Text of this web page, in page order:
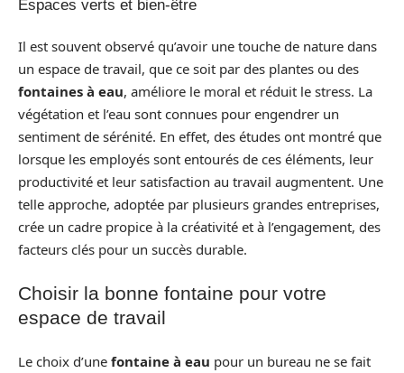
Espaces verts et bien-être
Il est souvent observé qu’avoir une touche de nature dans
un espace de travail, que ce soit par des plantes ou des
fontaines à eau, améliore le moral et réduit le stress. La
végétation et l’eau sont connues pour engendrer un
sentiment de sérénité. En effet, des études ont montré que
lorsque les employés sont entourés de ces éléments, leur
productivité et leur satisfaction au travail augmentent. Une
telle approche, adoptée par plusieurs grandes entreprises,
crée un cadre propice à la créativité et à l’engagement, des
facteurs clés pour un succès durable.
Choisir la bonne fontaine pour votre
espace de travail
Le choix d’une fontaine à eau pour un bureau ne se fait